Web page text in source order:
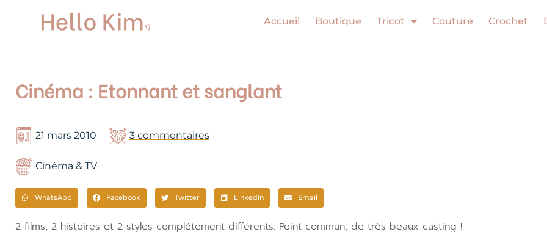
Accueil Boutique Tricot Couture Crochet
Cinéma : Etonnant et sanglant
21 mars 2010 3 commentaires
Cinéma & TV
WhatsApp Facebook Twitter LinkedIn Email
2 films, 2 histoires et 2 styles complétement différents. Point commun, de très beaux casting !